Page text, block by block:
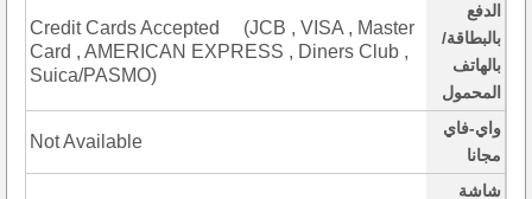
الدفع
بالبطاقة/
بالهاتف
المحمول
Credit Cards Accepted (JCB , VISA , Master
Card , AMERICAN EXPRESS , Diners Club ,
Suica/PASMO)
واي-فاي
مجانا
Not Available
شاشة